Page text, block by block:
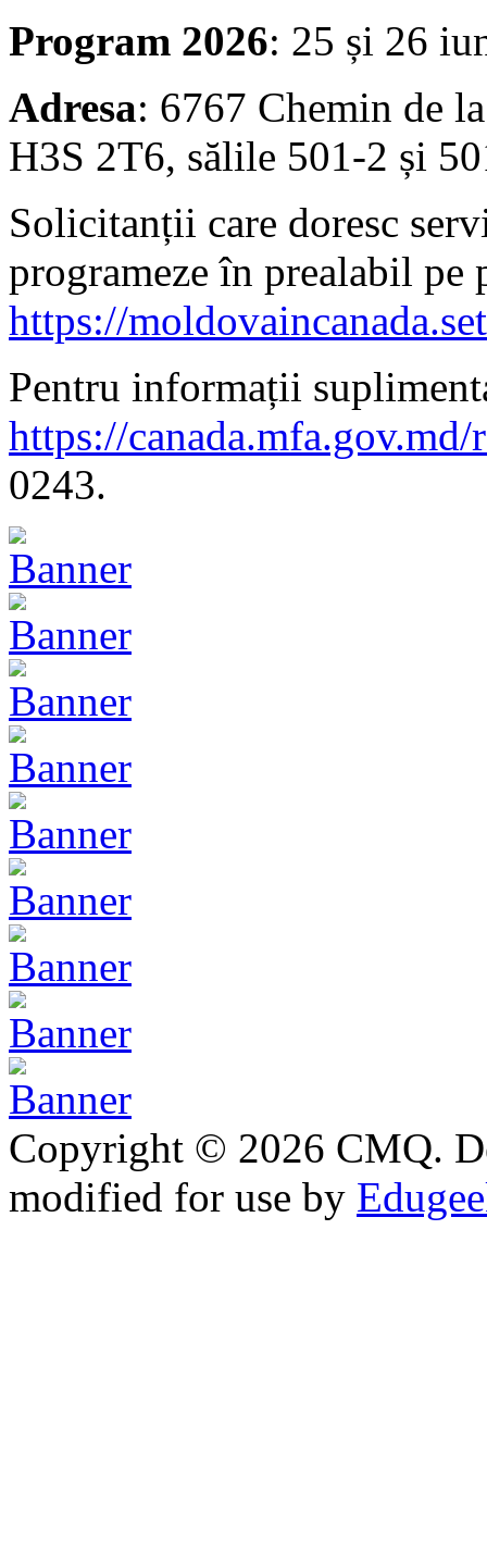
Program 2026: 25 și 26
Adresa: 6767 Chemin de
H3S 2T6, sălile 501-2 și
Solicitanții care doresc
programeze în prealabil pe
https://
Pentru informații
https://canada.mfa.gov.md/
0243.
Copyright © 2026 CMQ.
modified for use by